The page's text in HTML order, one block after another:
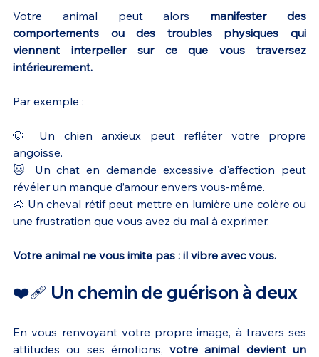
Votre animal peut alors manifester des
comportements ou des troubles physiques qui
viennent interpeller sur ce que vous traversez
intérieurement.
Par exemple :
🐶 Un chien anxieux peut refléter votre propre
angoisse.
🐱 Un chat en demande excessive d'affection peut
révéler un manque d’amour envers vous-même.
🐴 Un cheval rétif peut mettre en lumière une colère ou
une frustration que vous avez du mal à exprimer.
Votre animal ne vous imite pas : il vibre avec vous.
❤️‍🩹 Un chemin de guérison à deux
En vous renvoyant votre propre image, à travers ses
attitudes ou ses émotions, votre animal devient un